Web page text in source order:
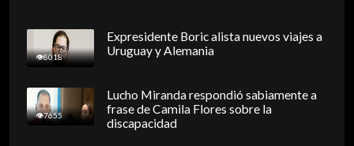
8018
Expresidente Boric alista nuevos viajes a
Uruguay y Alemania
7655
Lucho Miranda respondió sabiamente a
frase de Camila Flores sobre la
discapacidad